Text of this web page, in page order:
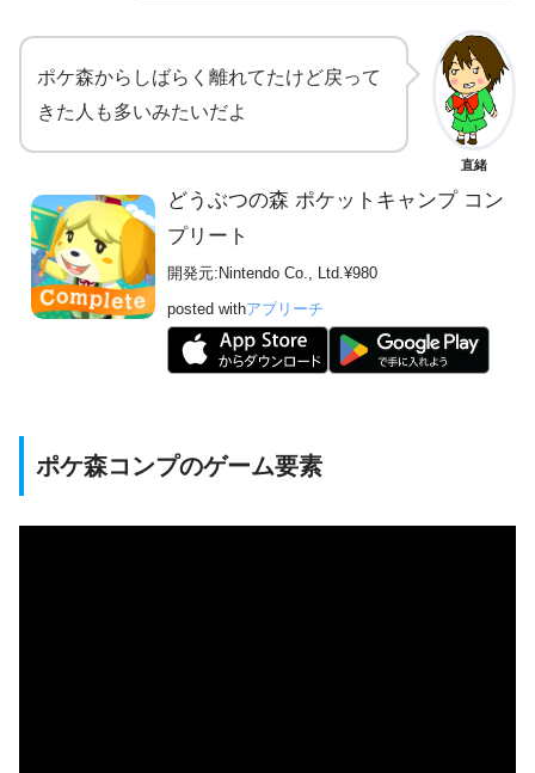
直緒
ポケ森からしばらく離れてたけど戻って
きた人も多いみたいだよ
どうぶつの森 ポケットキャンプ コン
プリート
開発元: Nintendo Co., Ltd. ¥980
posted withアプリーチ
ポケ森コンプのゲーム要素